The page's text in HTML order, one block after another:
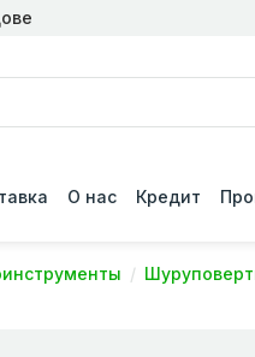
О нас Кредит